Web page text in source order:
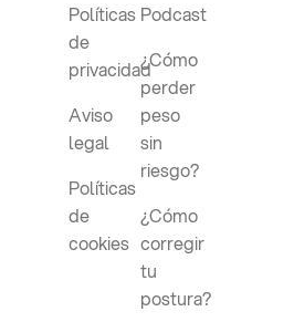
Políticas
de
privacidad
Aviso
legal
Políticas
de
cookies
Podcast
¿Cómo
perder
peso
sin
riesgo?
¿Cómo
corregir
tu
postura?